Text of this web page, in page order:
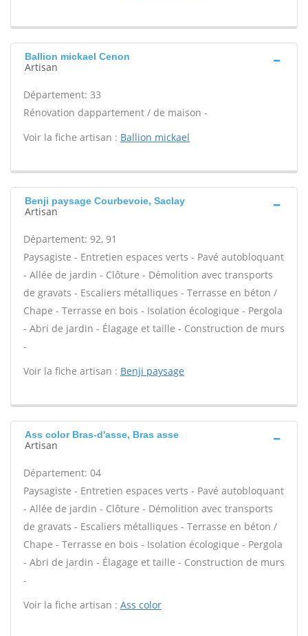
Ballion mickael Cenon
Artisan
Département: 33
Rénovation dappartement / de maison -
Voir la fiche artisan : Ballion mickael
Benji paysage Courbevoie, Saclay
Artisan
Département: 92, 91
Paysagiste - Entretien espaces verts - Pavé autobloquant
- Allée de jardin - Clôture - Démolition avec transports
de gravats - Escaliers métalliques - Terrasse en béton /
Chape - Terrasse en bois - Isolation écologique - Pergola
- Abri de jardin - Élagage et taille - Construction de murs
-
Voir la fiche artisan : Benji paysage
Ass color Bras-d'asse, Bras asse
Artisan
Département: 04
Paysagiste - Entretien espaces verts - Pavé autobloquant
- Allée de jardin - Clôture - Démolition avec transports
de gravats - Escaliers métalliques - Terrasse en béton /
Chape - Terrasse en bois - Isolation écologique - Pergola
- Abri de jardin - Élagage et taille - Construction de murs
-
Voir la fiche artisan : Ass color